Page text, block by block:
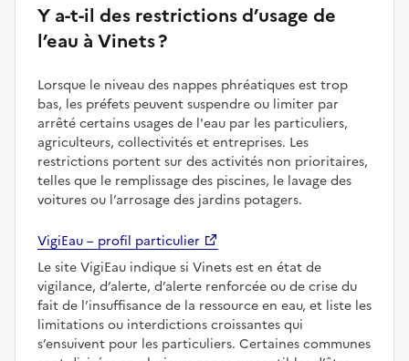
Y a-t-il des restrictions d’usage de
l’eau à Vinets ?
Lorsque le niveau des nappes phréatiques est trop
bas, les préfets peuvent suspendre ou limiter par
arrêté certains usages de l'eau par les particuliers,
agriculteurs, collectivités et entreprises. Les
restrictions portent sur des activités non prioritaires,
telles que le remplissage des piscines, le lavage des
voitures ou l’arrosage des jardins potagers.
VigiEau – profil particulier
Le site VigiEau indique si Vinets est en état de
vigilance, d’alerte, d’alerte renforcée ou de crise du
fait de l’insuffisance de la ressource en eau, et liste les
limitations ou interdictions croissantes qui
s’ensuivent pour les particuliers. Certaines communes